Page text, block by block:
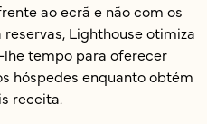
ao ecrã e não com os
Lighthouse otimiza
tempo para oferecer
hóspedes enquanto obtém
receita.